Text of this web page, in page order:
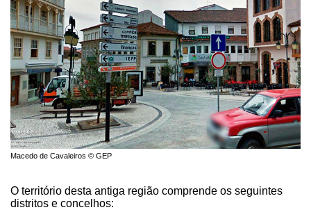
Macedo de Cavaleiros © GEP
O território desta antiga região comprende os seguintes
distritos e concelhos: